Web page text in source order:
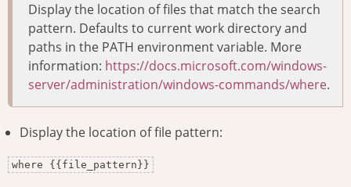
Display the location of files that match the search
pattern. Defaults to current work directory and
paths in the PATH environment variable. More
information: https://docs.microsoft.com/windows-
server/administration/windows-commands/where.
Display the location of file pattern:
where {{file_pattern}}